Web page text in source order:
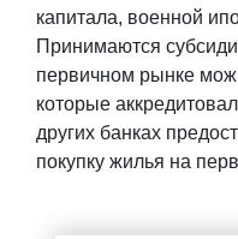
капитала, военной
Принимаются
первичном рынке
которые
других банках
покупку жилья на